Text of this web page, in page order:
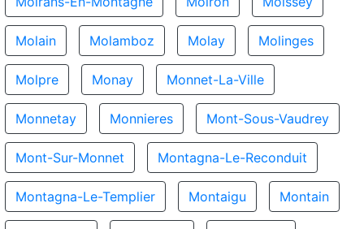
Molain Molamboz Molay Molinges
Molpre Monay Monnet-La-Ville
Monnetay Monnieres Mont-Sous-Vaudrey
Mont-Sur-Monnet Montagna-Le-Reconduit
Montagna-Le-Templier Montaigu Montain